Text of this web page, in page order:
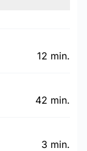
12 min.
42 min.
3 min.